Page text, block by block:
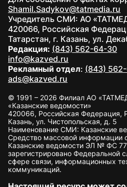
Shamil.Sadykov@tatmedia.ru
Учредитель СМИ: АО
420066, Российская
Татарстан, г. Казань, ул.
Редакция: (843) 562-64-30
info@kazved.ru
Рекламный отдел: (843)
ads@kazved.ru
© 1991 – 2026 Филиал АО
«Казанские ведомости»
420066, Российская Федерация,
Казань, ул. Чистопольская, д. 5
Наименование СМИ: Казанские
Средство массовой информации
Казанские ведомости ЭЛ № ФС 77
зарегистрировано Федеральной
сфере связи, информационных
коммуникаций.